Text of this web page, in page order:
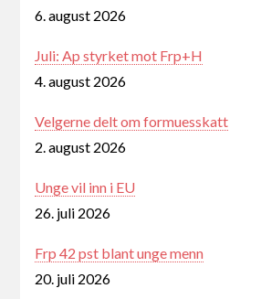
6. august 2026
Juli: Ap styrket mot Frp+H
4. august 2026
Velgerne delt om formuesskatt
2. august 2026
Unge vil inn i EU
26. juli 2026
Frp 42 pst blant unge menn
20. juli 2026